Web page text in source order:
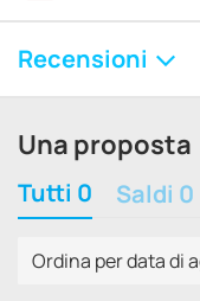
Recensioni
Una proposta
Tutti 0 Saldi 0
Ordina per data di